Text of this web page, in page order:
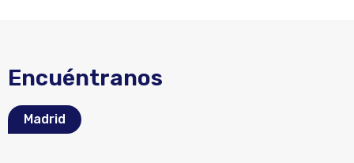
Encuéntranos
Madrid